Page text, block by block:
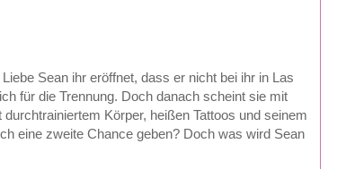
Sean ihr eröffnet, dass er nicht bei ihr in Las
für die Trennung. Doch danach scheint sie mit
Körper, heißen Tattoos und seinem
eine zweite Chance geben? Doch was wird Sean